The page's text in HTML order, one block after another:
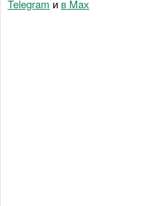
Telegram и в Maх